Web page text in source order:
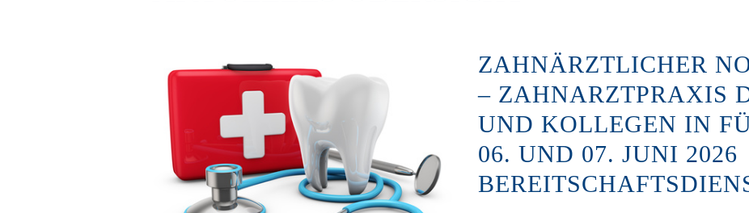
ZAHNÄRZTLICHER
– ZAHNARZTPRAXIS
UND KOLLEGEN IN
06. UND 07. JUNI 2026